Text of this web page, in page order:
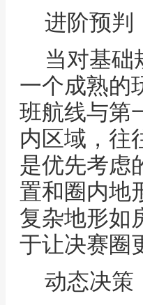
进阶预判
当对基础
一个成熟的
班航线与第
内区域，往
是优先考虑
置和圈内地
复杂地形如
于让决赛圈
动态决策